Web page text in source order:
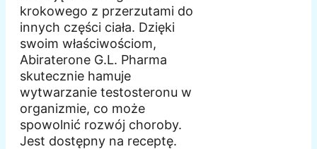
krokowego z przerzutami do
innych części ciała. Dzięki
swoim właściwościom,
Abiraterone G.L. Pharma
skutecznie hamuje
wytwarzanie testosteronu w
organizmie, co może
spowolnić rozwój choroby.
Jest dostępny na receptę.